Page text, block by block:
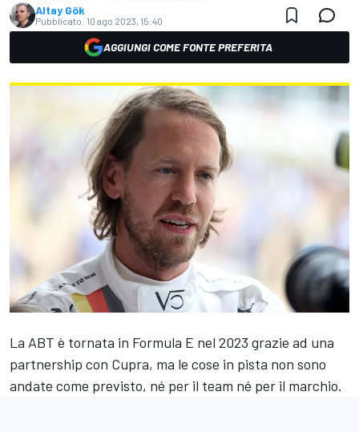
Altay Gök
Pubblicato: 10 ago 2023, 15:40
AGGIUNGI COME FONTE PREFERITA
La ABT è tornata in Formula E nel 2023 grazie ad una
partnership con Cupra, ma le cose in pista non sono
andate come previsto, né per il team né per il marchio.